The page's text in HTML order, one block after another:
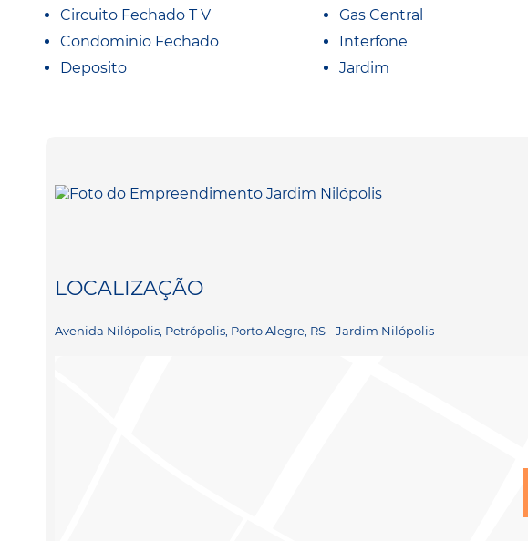
Circuito Fechado T V
Condominio Fechado
Deposito
Gas Central
Interfone
Jardim
LOCALIZAÇÃO
Avenida Nilópolis, Petrópolis, Porto Alegre, RS - Jardim Nilópolis